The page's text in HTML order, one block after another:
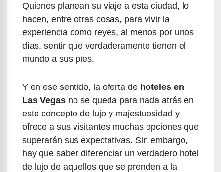
Quienes planean su viaje a esta ciudad, lo
hacen, entre otras cosas, para vivir la
experiencia como reyes, al menos por unos
días, sentir que verdaderamente tienen el
mundo a sus pies.
Y en ese sentido, la oferta de hoteles en
Las Vegas no se queda para nada atrás en
este concepto de lujo y majestuosidad y
ofrece a sus visitantes muchas opciones que
superarán sus expectativas. Sin embargo,
hay que saber diferenciar un verdadero hotel
de lujo de aquellos que se prenden a la